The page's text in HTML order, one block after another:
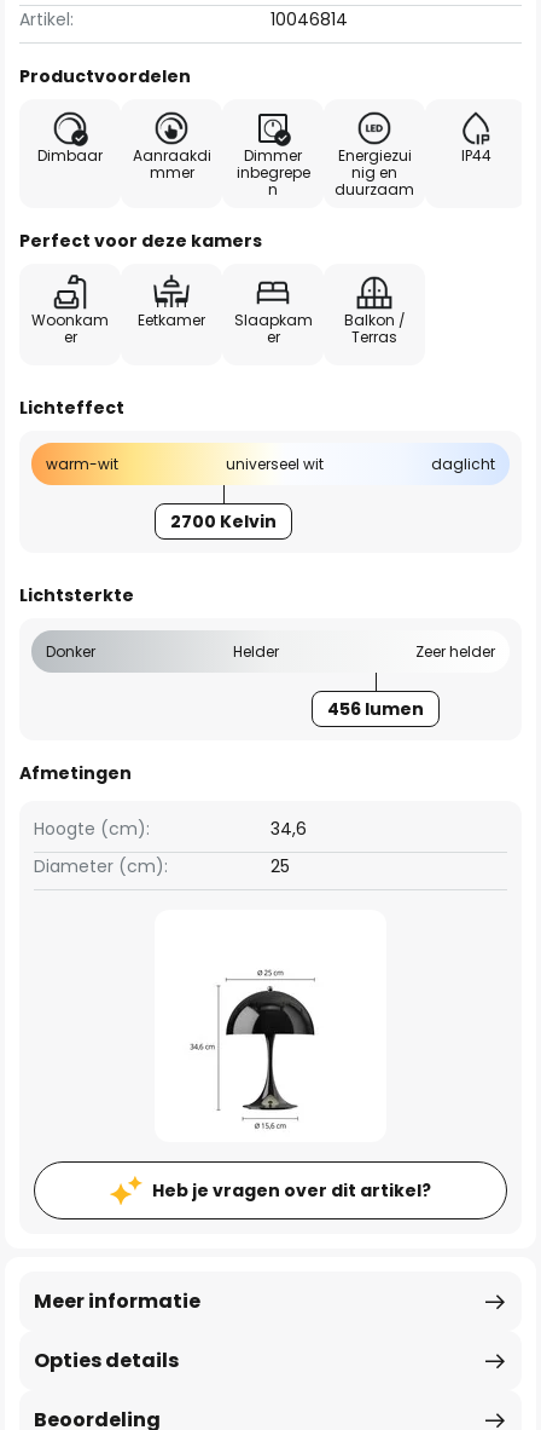
Artikel:
10046814
Productvoordelen
Dimbaar
Aanraakdi
mmer
Dimmer
inbegrepe
n
Energiezui
nig en
duurzaam
IP44
Perfect voor deze kamers
Woonkam
er
Eetkamer
Slaapkam
er
Balkon /
Terras
Lichteffect
warm-wit universeel wit daglicht
2700 Kelvin
Lichtsterkte
Donker Helder Zeer helder
456 lumen
Afmetingen
Hoogte (cm):
34,6
Diameter (cm):
25
Heb je vragen over dit artikel?
Opties details
Meer informatie
Beoordeling